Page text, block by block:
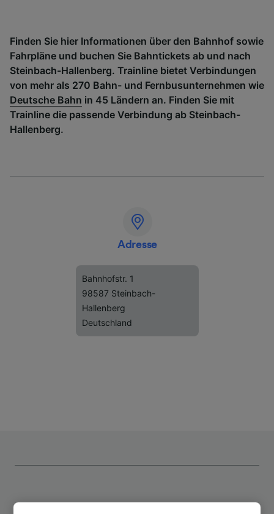
Finden Sie hier Informationen über den Bahnhof sowie
Fahrpläne und buchen Sie Bahntickets ab und nach
Steinbach-Hallenberg. Trainline bietet Verbindungen
von mehr als 270 Bahn- und Fernbusunternehmen wie
Deutsche Bahn in 45 Ländern an. Finden Sie mit
Trainline die passende Verbindung ab Steinbach-
Hallenberg.
Adresse
Bahnhofstr. 1
98587 Steinbach-
Hallenberg
Deutschland